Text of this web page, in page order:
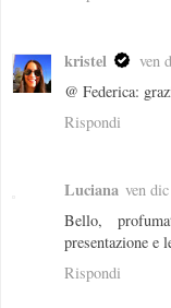
kristel
ven
@ Federica:
Rispondi
Luciana ven
Bello,
presentazione e
Rispondi